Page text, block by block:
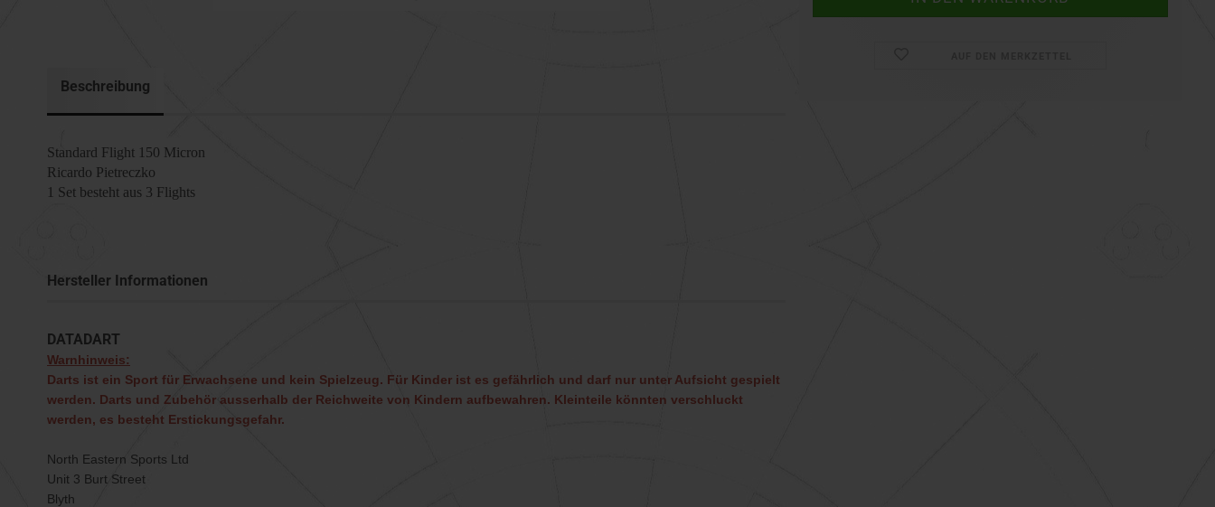
Beschreibung
Standard Flight 150 Micron
Ricardo Pietreczko
1 Set besteht aus 3 Flights
Hersteller Informationen
DATADART
Warnhinweis:
Darts ist ein Sport für Erwachsene und kein Spielzeug. Für Kinder ist es gefährlich und darf nur unter Aufsicht gespielt
werden. Darts und Zubehör ausserhalb der Reichweite von Kindern aufbewahren. Kleinteile könnten verschluckt
werden, es besteht Erstickungsgefahr.
North Eastern Sports Ltd
Unit 3 Burt Street
Blyth